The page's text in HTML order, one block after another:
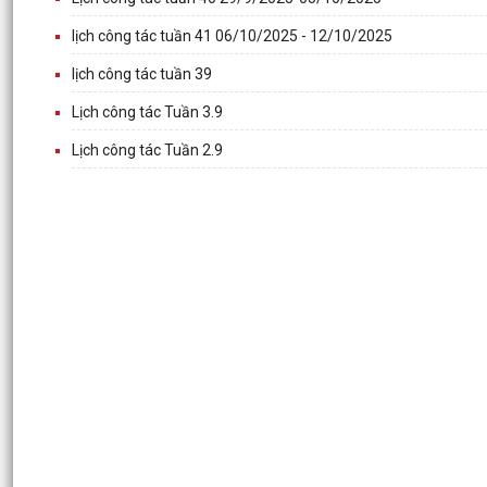
lịch công tác tuần 41 06/10/2025 - 12/10/2025
lịch công tác tuần 39
Lịch công tác Tuần 3.9
Lịch công tác Tuần 2.9